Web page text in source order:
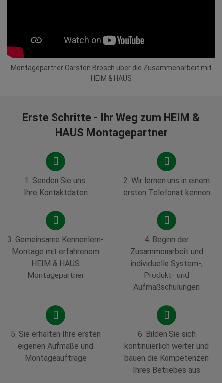
Montagepartner Carsten Brosch über die Zusammenarbeit mit
HEIM & HAUS
Erste Schritte - Ihr Weg zum HEIM &
HAUS Montagepartner
1. Senden Sie uns
Ihre Kontaktdaten
2. Wir lernen uns in einem
ersten Telefonat kennen
3. Gemeinsame Kennenlern-
Montage mit erfahrenem
HEIM & HAUS
Montagepartner
4. Beginn der
Zusammenarbeit und
individuelle System-,
Produkt- und
Aufmaßschulungen
5. Sie erhalten Ihre ersten
eigenen Aufmaße und
Montageaufträge
6. Bilden Sie sich
kontinuierlich weiter und
bauen die Kompetenzen
Ihres Betriebes aus